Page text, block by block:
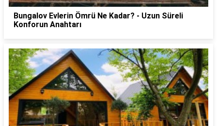
Bungalov Evlerin Ömrü Ne Kadar? - Uzun Süreli
Konforun Anahtarı